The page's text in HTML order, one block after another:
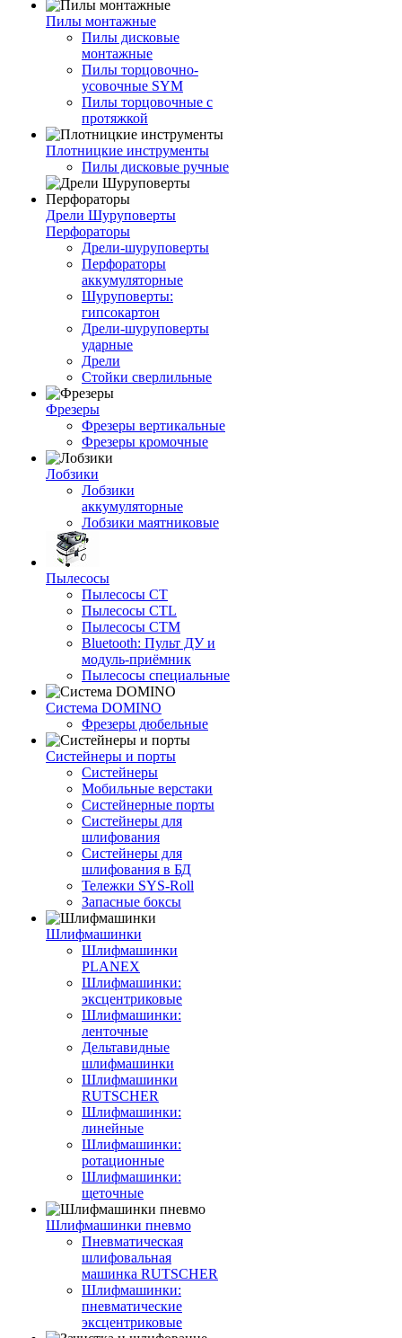
Пилы монтажные
Пилы дисковые
монтажные
Пилы торцовочно-
усовочные SYM
Пилы торцовочные с
протяжкой
Плотницкие инструменты
Пилы дисковые ручные
Дрели Шуруповерты
Перфораторы
Дрели-шуруповерты
Перфораторы
аккумуляторные
Шуруповерты:
гипсокартон
Дрели-шуруповерты
ударные
Дрели
Стойки сверлильные
Фрезеры
Фрезеры вертикальные
Фрезеры кромочные
Лобзики
Лобзики
аккумуляторные
Лобзики маятниковые
Пылесосы
Пылесосы CT
Пылесосы CTL
Пылесосы CTM
Bluetooth: Пульт ДУ и
модуль-приёмник
Пылесосы специальные
Система DOMINO
Фрезеры дюбельные
Систейнеры и порты
Систейнеры
Мобильные верстаки
Систейнерные порты
Систейнеры для
шлифования
Систейнеры для
шлифования в БД
Тележки SYS-Roll
Запасные боксы
Шлифмашинки
Шлифмашинки
PLANEX
Шлифмашинки:
эксцентриковые
Шлифмашинки:
ленточные
Дельтавидные
шлифмашинки
Шлифмашинки
RUTSCHER
Шлифмашинки:
линейные
Шлифмашинки:
ротационные
Шлифмашинки:
щеточные
Шлифмашинки пневмо
Пневматическая
шлифовальная
машинка RUTSCHER
Шлифмашинки:
пневматические
эксцентриковые